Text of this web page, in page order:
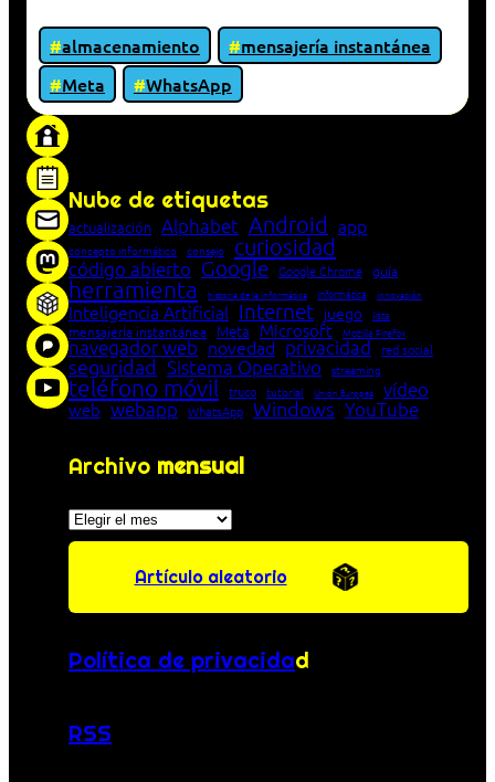
almacenamiento
mensajería instantánea
Meta
WhatsApp
Nube de etiquetas
actualización Alphabet Android app
concepto informático consejo curiosidad
código abierto Google Google Chrome guía
herramienta historia de la Informática Informática innovación
Inteligencia Artificial Internet juego lista
mensajería instantánea Meta Microsoft Mozilla Firefox
navegador web novedad privacidad red social
seguridad Sistema Operativo streaming
teléfono móvil truco tutorial Unión Europea vídeo
web webapp WhatsApp Windows YouTube
Archivo mensual
Archivos
Artículo aleatorio
Política de privacidad
RSS